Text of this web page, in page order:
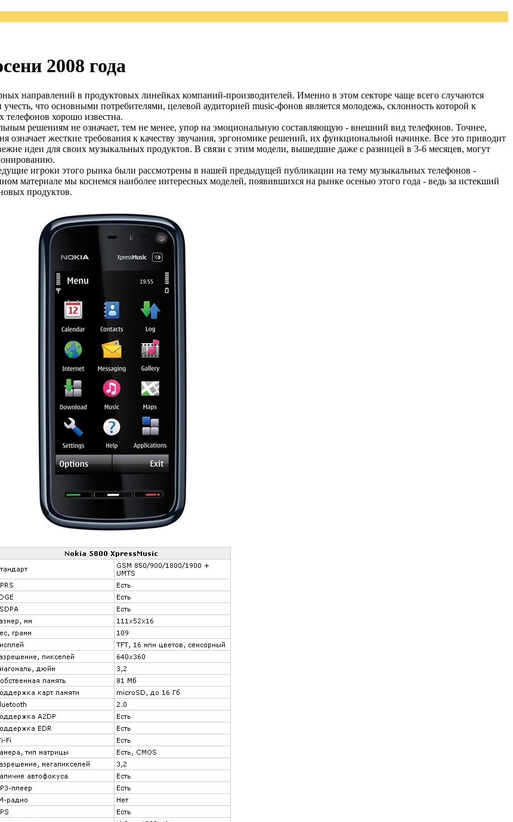
2008 года
направлений в продуктовых линейках компаний-производителей. Именно в этом секторе чаще всего случаются
что основными потребителями, целевой аудиторией music-фонов является молодежь, склонность которой к
хорошо известна.
решениям не означает, тем не менее, упор на эмоциональную составляющую - внешний вид телефонов. Точнее,
жесткие требования к качеству звучания, эргономике решений, их функциональной начинке. Все это приводит
идеи для своих музыкальных продуктов. В связи с этим модели, вышедшие даже с разницей в 3-6 месяцев, могут
игроки этого рынка были рассмотрены в нашей предыдущей публикации на тему музыкальных телефонов -
материале мы коснемся наиболее интересных моделей, появившихся на рынке осенью этого года - ведь за истекший
продуктов.